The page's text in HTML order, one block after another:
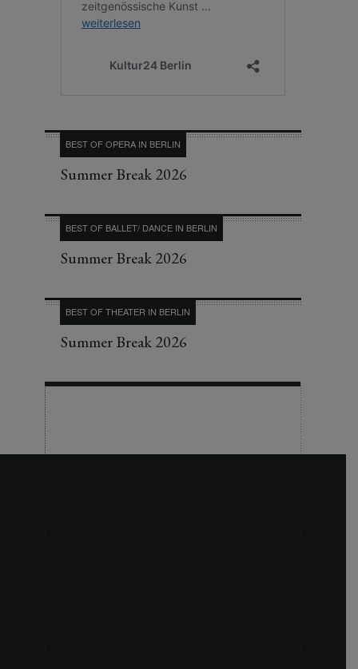
BEST OF OPERA IN BERLIN
Summer Break 2026
BEST OF BALLET/ DANCE IN BERLIN
Summer Break 2026
BEST OF THEATER IN BERLIN
Summer Break 2026